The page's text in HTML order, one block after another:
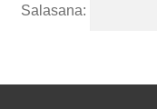
Salasana: